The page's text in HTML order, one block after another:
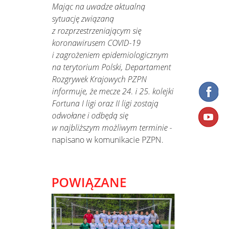
Mając na uwadze aktualną
sytuację związaną
z rozprzestrzeniającym się
koronawirusem COVID-19
i zagrożeniem epidemiologicznym
na terytorium Polski, Departament
Rozgrywek Krajowych PZPN
informuje, że mecze 24. i 25. kolejki
Fortuna I ligi oraz II ligi zostają
odwołane i odbędą się
w najbliższym możliwym terminie-
napisano w komunikacie PZPN.
POWIĄZANE